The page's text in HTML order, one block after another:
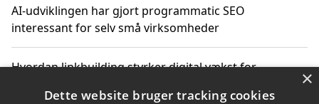
AI-udviklingen har gjort programmatic SEO
interessant for selv små virksomheder
Hvordan linkbuilding styrker digital vækst for
×
Dette website bruger tracking cookies